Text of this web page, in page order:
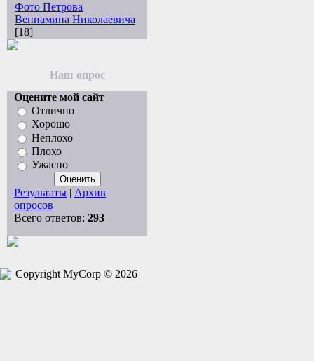
Фото Петрова
Вениамина Николаевича
[18]
Наш опрос
Оцените мой сайт
Отлично
Хорошо
Неплохо
Плохо
Ужасно
Результаты | Архив
опросов
Всего ответов: 293
Copyright MyCorp © 2026